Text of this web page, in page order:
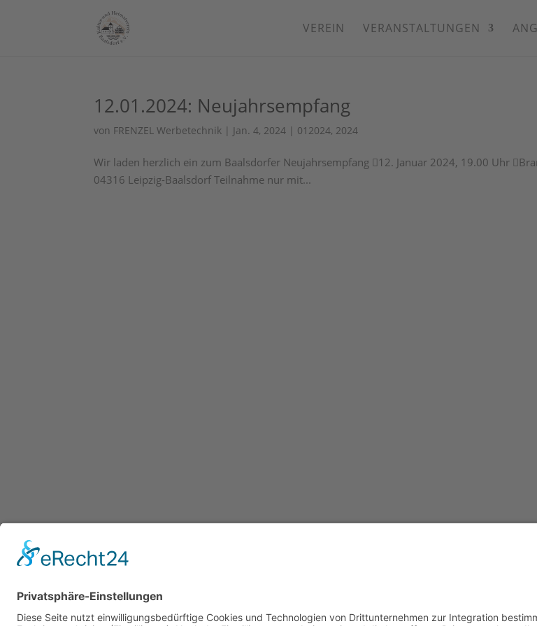
VEREIN VERANSTALTUNGEN
12.01.2024: Neujahrsempfang
von FRENZEL Werbetechnik | Jan. 4, 2024 | 012024, 2024
Wir laden herzlich ein zum Baalsdorfer Neujahrsempfang 12. Januar 2024, 19.00 Uhr
04316 Leipzig-Baalsdorf Teilnahme nur mit...